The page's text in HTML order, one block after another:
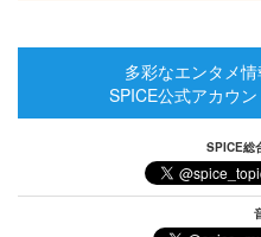
多彩なエンタメ
SPICE公式アカウ
SPICE総